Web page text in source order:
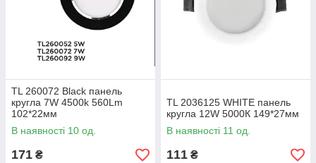
TL 260072 Black панель
кругла 7W 4500k 560Lm
102*22мм
В наявності 10 од.
171 ₴
TL 2036125 WHITE панель
кругла 12W 5000К 149*27мм
В наявності 11 од.
111 ₴